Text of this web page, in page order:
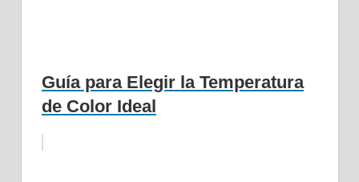
Guía para Elegir la Temperatura
de Color Ideal